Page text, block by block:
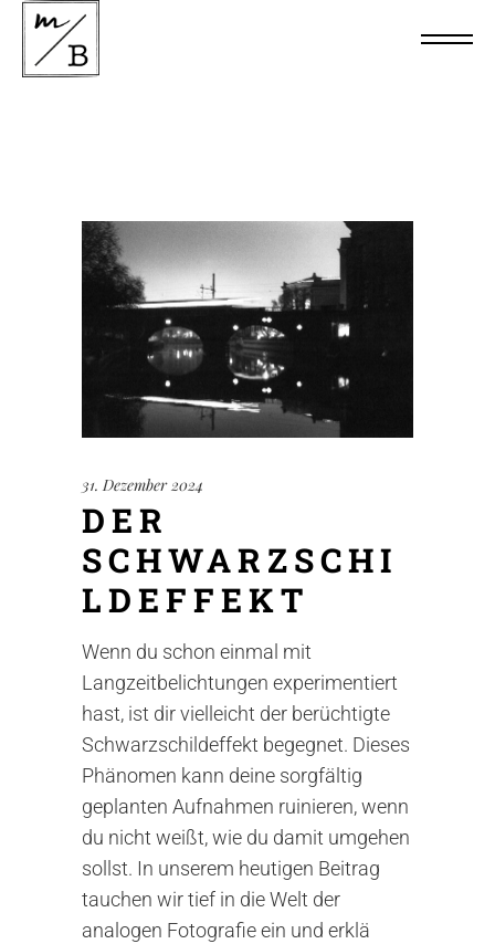
31. Dezember 2024
DER
SCHWARZSCHI
LDEFFEKT
Wenn du schon einmal mit
Langzeitbelichtungen experimentiert
hast, ist dir vielleicht der berüchtigte
Schwarzschildeffekt begegnet. Dieses
Phänomen kann deine sorgfältig
geplanten Aufnahmen ruinieren, wenn
du nicht weißt, wie du damit umgehen
sollst. In unserem heutigen Beitrag
tauchen wir tief in die Welt der
analogen Fotografie ein und erklä